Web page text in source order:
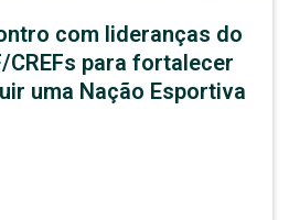
com lideranças do
CREFs para fortalecer
uma Nação Esportiva